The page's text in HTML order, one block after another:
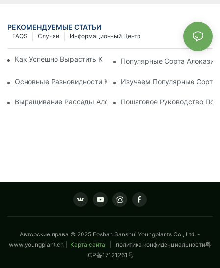
РЕКОМЕНДУЕМЫЕ СТАТЬИ
Информационный Центр
Случаи
FAQS
Как Успешно Вырастить Крепкую Рассаду Аглаонемы
Популярные Сорта
Основные Разновидности Колоказии И Их Растущие
Изучаем Популярные
Выращивание Рассады Алоказии: Лучшие Советы Для
Пошаговое Руководство По
Авторские права © 2025 Foshan Sanshui Youngplants Co., Ltd. -
www.youngplant.cn
Карта сайта политика конфиденциальности粤
ICP备17121261号